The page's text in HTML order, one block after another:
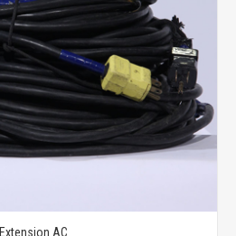
Extension AC